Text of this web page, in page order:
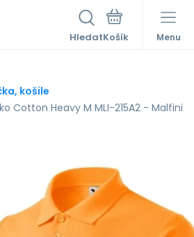
Hledat Menu
košile
Cotton Heavy M MLI-215A2 - Malfini